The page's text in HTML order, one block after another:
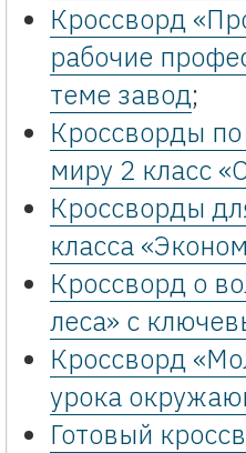
Кроссворд
рабочие
теме завод;
Кроссворды
миру 2 класс
Кроссворды
класса
Кроссворд о
леса» с
Кроссворд
урока
Готовый